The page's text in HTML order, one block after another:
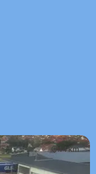
14 km